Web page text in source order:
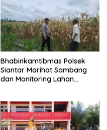
Bhabinkamtibmas Polsek
Siantar Marihat Sambang
dan Monitoring Lahan